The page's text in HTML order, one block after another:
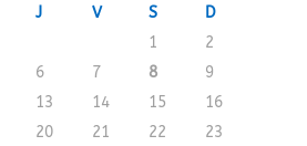
J V S
D
1
2
6 7 8
9
13 14 15
16
20 21 22
23